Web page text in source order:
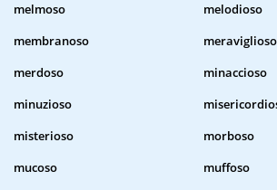
melmoso
melodioso
membranoso
meraviglioso
merdoso
minaccioso
minuzioso
misterioso
morboso
mucoso
muffoso